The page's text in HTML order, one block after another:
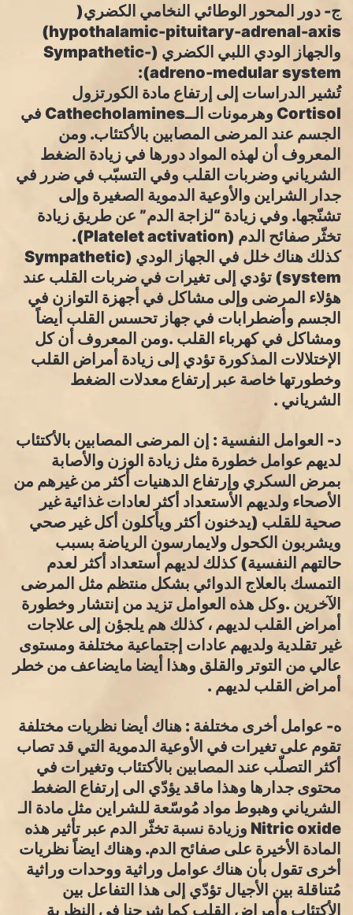
ج- دور المحور الوطائي النخامي الكضري(
hypothalamic-pituitary-adrenal-axis)
والجهاز الودي اللبي الكضري (Sympathetic-
adreno-medular system):
تُشير الدراسات إلى إرتفاع مادة الكورتزول
Cortisol وهرمونات الــCathecholamines في
الجسم عند المرضى المصابين بالأكتئاب. ومن
المعروف أن لهذه المواد دورها في زيادة الضغط
الشرياني وضربات القلب وفي التسبّب في ضرر في
جدار الشراين والأوعية الدموية الصغيرة وإلى
تشنّجها. وفي زيادة “لزاجة الدم” عن طريق زيادة
تخثّر صفائح الدم (Platelet activation).
كذلك هناك خلل في الجهاز الودي (Sympathetic
system) تؤدي إلى تغيرات في ضربات القلب عند
هؤلاء المرضى وإلى مشاكل في أجهزة التوازن في
الجسم وأضطرابات في جهاز تحسس القلب أيضاً
ومشاكل في كهرباء القلب .ومن المعروف أن كل
الإختلالات المذكورة تؤدي إلى زيادة أمراض القلب
وخطورتها خاصة عبر إرتفاع معدلات الضغط
الشرياني .
د- العوامل النفسية : إن المرضى المصابين بالأكتئاب
لديهم عوامل خطورة مثل زيادة الوزن والأصابة
بمرض السكري وإرتفاع الدهنيات أكثر من غيرهم من
الأصحاء ولديهم الأستعداد أكثر لعادات غذائية غير
صحية للقلب (يدخنون أكثر ويأكلون أكل غير صحي
ويشربون الكحول ولايمارسون الرياضة بسبب
حالتهم النفسية) كذلك لديهم أستعداد أكثر لعدم
التمسك بالعلاج الدوائي بشكل منتظم مثل المرضى
الآخرين .وكل هذه العوامل تزيد من إنتشار وخطورة
أمراض القلب لديهم ، كذلك هم يلجؤن إلى علاجات
غير تقلدية ولديهم عادات إجتماعية مختلفة ومستوى
عالي من التوتر والقلق وهذا أيضا مايضاعف من خطر
أمراض القلب لديهم .
ه- عوامل أخرى مختلفة : هناك أيضا نظريات مختلفة
تقوم على تغيرات في الأوعية الدموية التي قد تصاب
أكثر التصلّب عند المصابين بالأكتئاب وتغيرات في
محتوى جدارها وهذا ماقد يؤدّي الى إرتفاع الضغط
الشرياني وهبوط مواد مُوسّعة للشراين مثل مادة الـ
Nitric oxide وزيادة نسبة تخثّر الدم عبر تأثير هذه
المادة الأخيرة على صفائح الدم. وهناك ايضاً نظريات
أخرى تقول بأن هناك عوامل وراثية ووحدات وراثية
مُتناقلة بين الأجيال تؤدّي إلى هذا التفاعل بين
الأكتئاب وأمراض القلب كما شرحنا في النظرية